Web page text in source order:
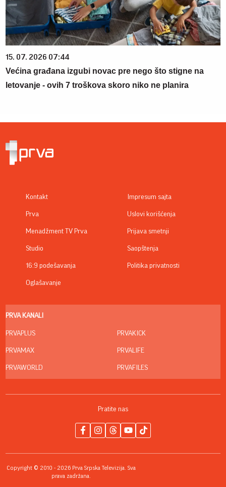
15. 07. 2026 07:44
Većina građana izgubi novac pre nego što stigne na
letovanje - ovih 7 troškova skoro niko ne planira
Kontakt
Prva
Menadžment TV Prva
Studio
16:9 podešavanja
Oglašavanje
Impresum sajta
Uslovi korišćenja
Prijava smetnji
Saopštenja
Politika privatnosti
PRVA KANALI
PRVAPLUS
PRVAMAX
PRVAWORLD
PRVAKICK
PRVALIFE
PRVAFILES
Pratite nas
Copyright © 2010 - 2026 Prva Srpska Televizija. Sva
prava zadržana.